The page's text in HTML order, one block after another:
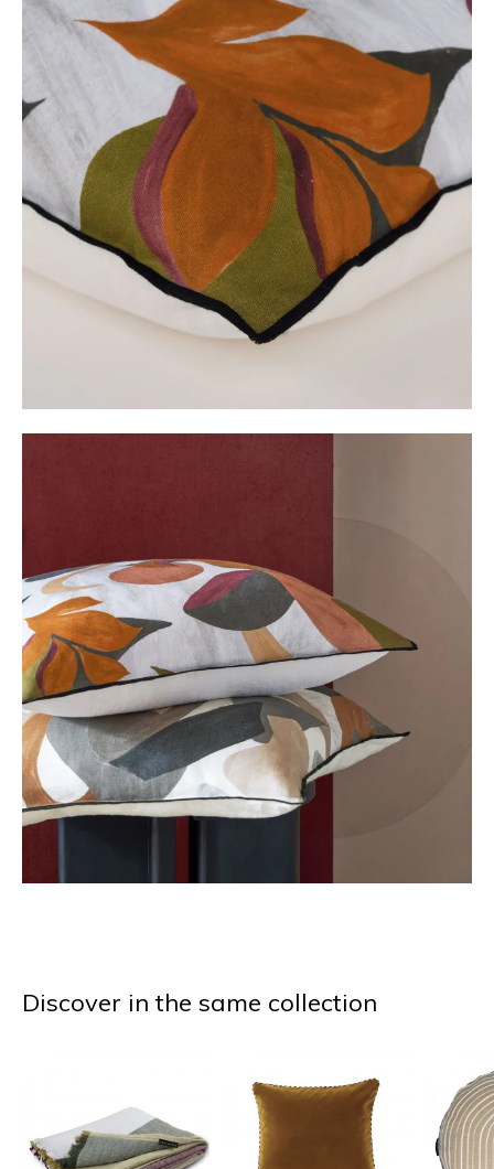
Discover in the same collection